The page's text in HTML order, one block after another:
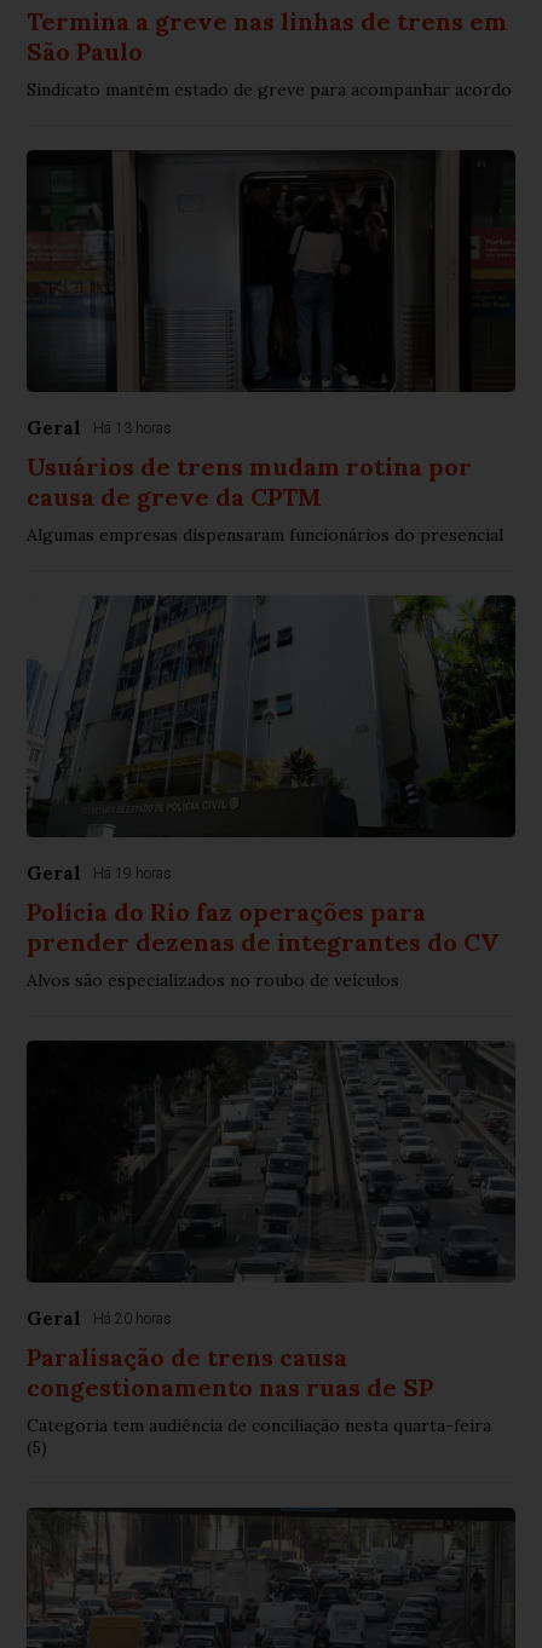
Termina a greve nas linhas de trens em
São Paulo
Sindicato mantém estado de greve para acompanhar acordo
Geral Há 13 horas
Usuários de trens mudam rotina por
causa de greve da CPTM
Algumas empresas dispensaram funcionários do presencial
Geral Há 19 horas
Polícia do Rio faz operações para
prender dezenas de integrantes do CV
Alvos são especializados no roubo de veículos
Geral Há 20 horas
Paralisação de trens causa
congestionamento nas ruas de SP
Categoria tem audiência de conciliação nesta quarta-feira
(5)